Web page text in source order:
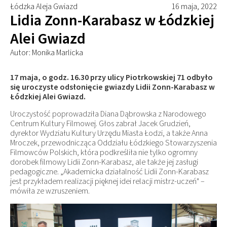
Łódzka Aleja Gwiazd 16 maja, 2022
Lidia Zonn-Karabasz w Łódzkiej
Alei Gwiazd
Autor: Monika Marlicka
17 maja, o godz. 16.30 przy ulicy Piotrkowskiej 71 odbyło
się uroczyste odsłonięcie gwiazdy Lidii Zonn-Karabasz w
Łódzkiej Alei Gwiazd.
Uroczystość poprowadziła Diana Dąbrowska z Narodowego
Centrum Kultury Filmowej. Głos zabrał Jacek Grudzień,
dyrektor Wydziału Kultury Urzędu Miasta Łodzi, a także Anna
Mroczek, przewodnicząca Oddziału Łódzkiego Stowarzyszenia
Filmowców Polskich, która podkreśliła nie tylko ogromny
dorobek filmowy Lidii Zonn-Karabasz, ale także jej zasługi
pedagogiczne. „Akademicka działalność Lidii Zonn-Karabasz
jest przykładem realizacji pięknej idei relacji mistrz-uczeń" –
mówiła ze wzruszeniem.